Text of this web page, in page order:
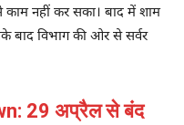
काम नहीं कर सका। बाद में शाम
बाद विभाग की ओर से सर्वर
29 अप्रैल से बंद